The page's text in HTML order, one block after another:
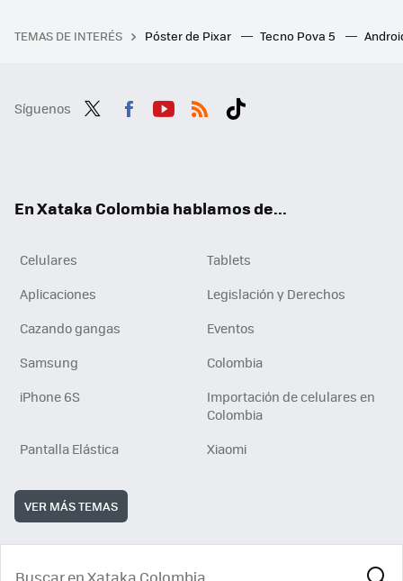
TEMAS DE INTERÉS Póster de Pixar Tecno Pova 5
Síguenos
En Xataka Colombia hablamos de...
Celulares
Tablets
Aplicaciones
Legislación y Derechos
Cazando gangas
Eventos
Samsung
Colombia
iPhone 6S
Importación de celulares en
Colombia
Pantalla Elástica
Xiaomi
VER MÁS TEMAS